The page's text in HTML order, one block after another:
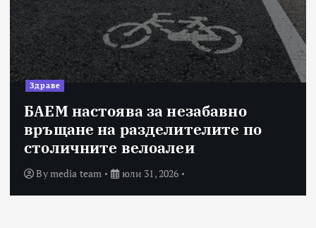
за незабавно
по
юли 31, 2026
Здраве
избрани
най-